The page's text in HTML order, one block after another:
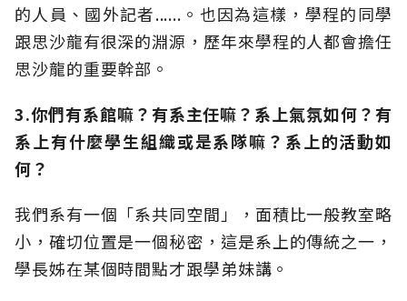
的人員、國外記者......。也因為這樣，學程的同學
跟思沙龍有很深的淵源，歷年來學程的人都會擔任
思沙龍的重要幹部。
3.你們有系館嘛？有系主任嘛？系上氣氛如何？有
系上有什麼學生組織或是系隊嘛？系上的活動如
何？
我們系有一個「系共同空間」，面積比一般教室略
小，確切位置是一個秘密，這是系上的傳統之一，
學長姊在某個時間點才跟學弟妹講。